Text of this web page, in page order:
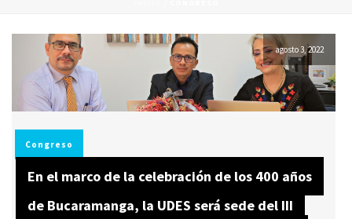
agosto 3, 2022
Congreso
En el marco de la celebración de los 400 años
de Bucaramanga, la UDES será sede del III